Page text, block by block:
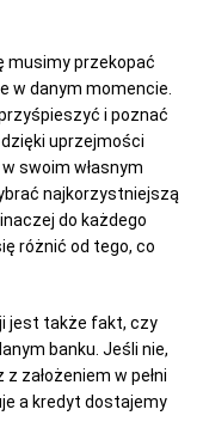
musimy przekopać
w danym momencie.
i poznać
dzięki uprzejmości
swoim własnym
najkorzystniejszą
do każdego
różnić od tego, co
jest także fakt, czy
banku. Jeśli nie,
założeniem w pełni
a kredyt dostajemy